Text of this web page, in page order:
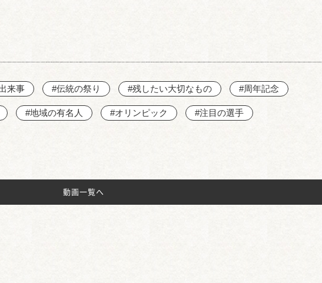
来事 #伝統の祭り #残したい大切なもの #周年記念
#地域の有名人 #オリンピック #注目の選手
動画一覧へ